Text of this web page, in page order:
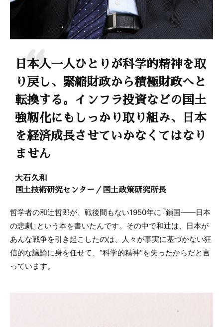
日本人一人ひとりが科学的精神を取
り戻し、緊縮財政から積極財政へと
転換する。インフラ投資などの国土
強靭化にもしっかり取り組み、日本
を経済成長させていかなくてはなり
ません
大石久和
国土技術研究センター／国土政策研究所長
哲学者の和辻哲郎が、戦後間もない1950年に『鎖国―—日本
の悲劇』という本を書いたんです。その中で和辻は、日本が
あんな戦争を引き起こしたのは、人々が事実に基づかない狂
信的な議論に身を任せて、“科学的精神“を失ったからだと言
っています。